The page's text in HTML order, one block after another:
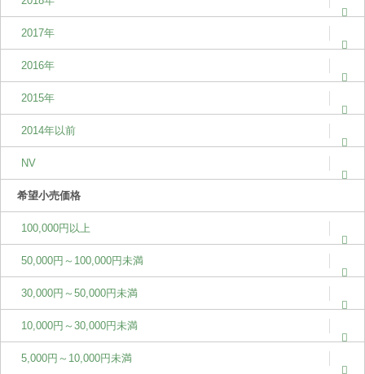
2017年
2016年
2015年
2014年以前
NV
希望小売価格
100,000円以上
50,000円～100,000円未満
30,000円～50,000円未満
10,000円～30,000円未満
5,000円～10,000円未満